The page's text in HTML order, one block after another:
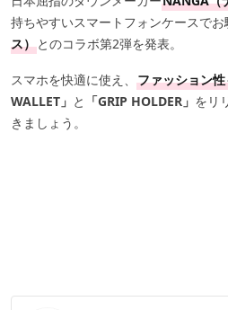
持ちやすいスマートフォンケースで
ス）とのコラボ第2弾を発表。
スマホを快適に使え、 ファッション
WALLET」 と 「GRIP HOLDER」 をリ
きましょう。